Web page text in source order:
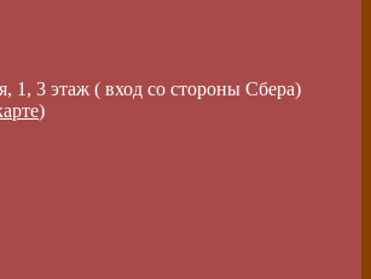
1, 3 этаж ( вход со стороны Сбера)
)